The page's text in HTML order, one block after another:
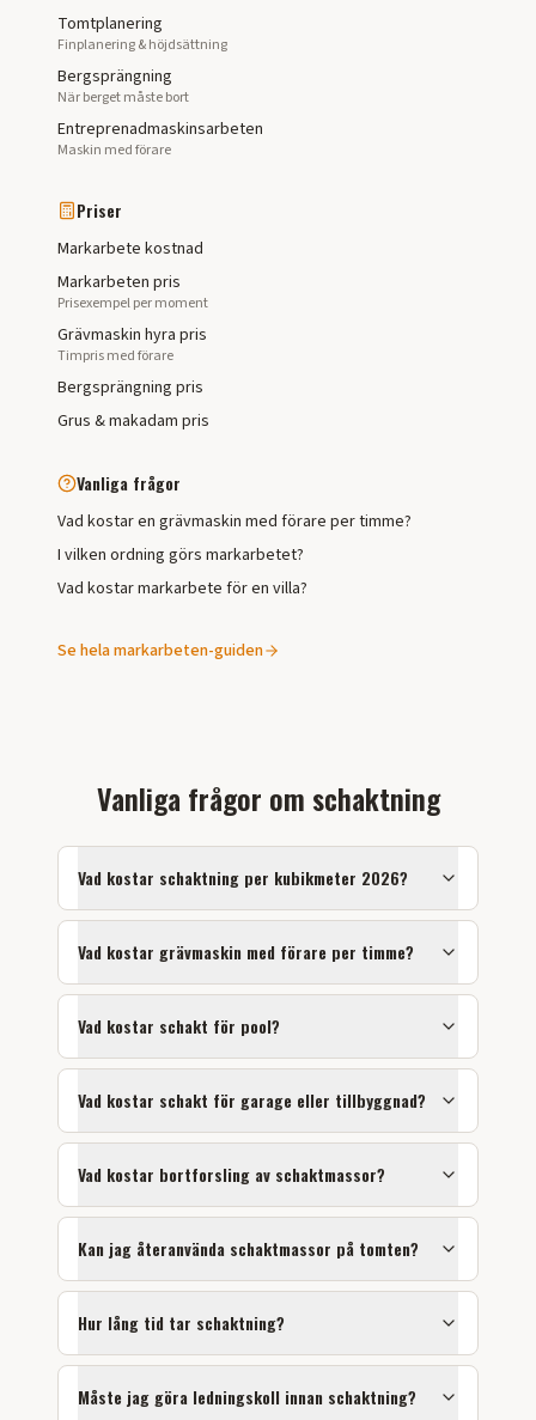
Tomtplanering
Finplanering & höjdsättning
Bergsprängning
När berget måste bort
Entreprenadmaskinsarbeten
Maskin med förare
Priser
Markarbete kostnad
Markarbeten pris
Prisexempel per moment
Grävmaskin hyra pris
Timpris med förare
Bergsprängning pris
Grus & makadam pris
Vanliga frågor
Vad kostar en grävmaskin med förare per timme?
I vilken ordning görs markarbetet?
Vad kostar markarbete för en villa?
Se helamarkarbeten-guiden
Vanliga frågor om schaktning
Vad kostar schaktning per kubikmeter 2026?
Vad kostar grävmaskin med förare per timme?
Vad kostar schakt för pool?
Vad kostar schakt för garage eller tillbyggnad?
Vad kostar bortforsling av schaktmassor?
Kan jag återanvända schaktmassor på tomten?
Hur lång tid tar schaktning?
Måste jag göra ledningskoll innan schaktning?